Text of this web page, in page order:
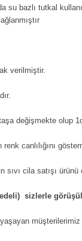
su bazlı tutkal
verilmiştir.
değişmekte olup
canlılığını
sıvı cila satışı
sizlerle